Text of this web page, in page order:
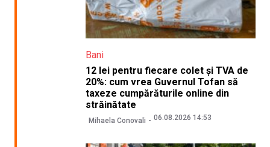
Bani
12 lei pentru fiecare colet și TVA de
20%: cum vrea Guvernul Tofan să
taxeze cumpărăturile online din
străinătate
Mihaela Conovali 06.08.2026 14:53